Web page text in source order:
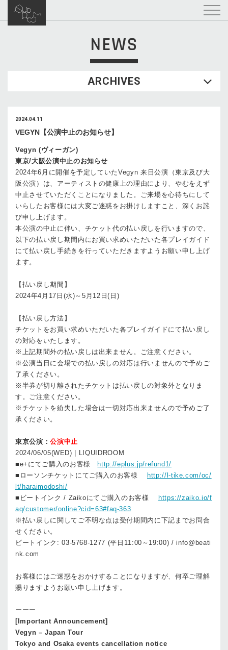
NEWS
ARCHIVES
2024.04.11
VEGYN【公演中止のお知らせ】
Vegyn (ヴィーガン)
東京/大阪公演中止のお知らせ
2024年6月に開催を予定していたVegyn 来日公演（東京及び大
阪公演）は、アーティストの健康上の理由により、やむをえず
中止させていただくことになりました。ご来場を心待ちにして
いらしたお客様には大変ご迷惑をお掛けしますこと、深くお詫
び申し上げます。
本公演の中止に伴い、チケット代の払い戻しを行いますので、
以下の払い戻し期間内にお買い求めいただいた各プレイガイド
にて払い戻し手続きを行っていただきますようお願い申し上げ
ます。
【払い戻し期間】
2024年4月17日(水)～5月12日(日)
【払い戻し方法】
チケットをお買い求めいただいた各プレイガイドにて払い戻し
の対応をいたします。
※上記期間外の払い戻しは出来ません。ご注意ください。
※公演当日に会場での払い戻しの対応は行いませんので予めご
了承ください。
※半券が切り離されたチケットは払い戻しの対象外となりま
す。ご注意ください。
※チケットを紛失した場合は一切対応出来ませんので予めご了
承ください。
東京公演：公演中止
2024/06/05(WED) | LIQUIDROOM
■e+にてご購入のお客様
http://eplus.jp/refund1/
■ローソンチケットにてご購入のお客様
http://l-tike.com/oc/
lt/haraimodoshi/
■ビートインク / Zaikoにてご購入のお客様
https://zaiko.io/f
aq/customer/online?cid=63#faq-363
※払い戻しに関してご不明な点は受付期間内に下記までお問合
せください。
ビートインク: 03-5768-1277 (平日11:00～19:00) / info@beati
nk.com
お客様にはご迷惑をおかけすることになりますが、何卒ご理解
賜りますようお願い申し上げます。
ーーー
[Important Announcement]
Vegyn – Japan Tour
Tokyo and Osaka events cancellation notice